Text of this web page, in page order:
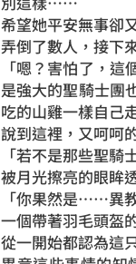
希望她平安無事卻
弄倒了數人，接下
「嗯？害怕了，
是強大的聖騎士團
吃的山雞一樣自己
說到這裡，又呵呵
「若不是那些聖
被月光擦亮的眼眸
「你果然是……異
一個帶著羽毛頭盔
從一開始都認為這